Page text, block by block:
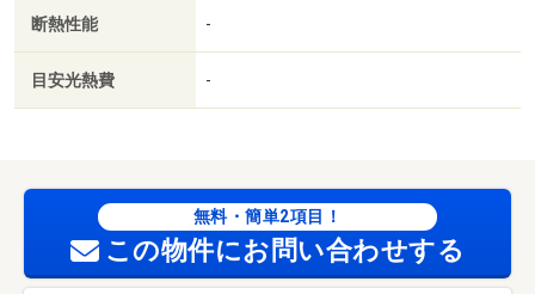
断熱性能 -
目安光熱費 -
無料・簡単2項目！
この物件にお問い合わせする